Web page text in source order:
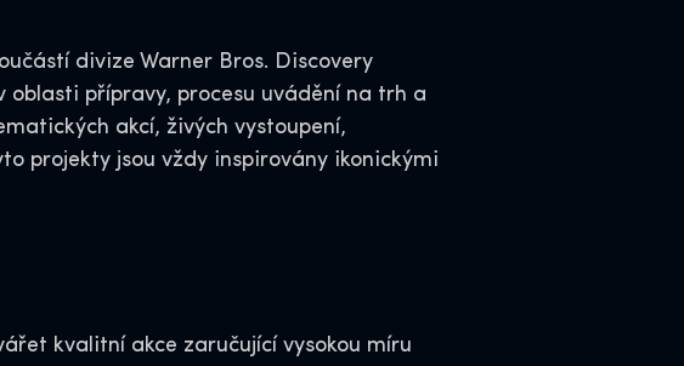
divize Warner Bros. Discovery
přípravy, procesu uvádění na trh a
akcí, živých vystoupení,
projekty jsou vždy inspirovány ikonickými
kvalitní akce zaručující vysokou míru